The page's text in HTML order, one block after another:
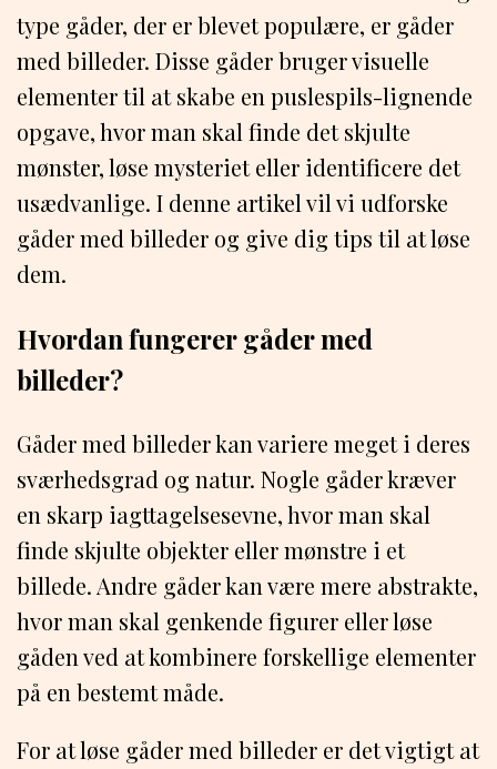
type gåder, der er blevet populære, er gåder
med billeder. Disse gåder bruger visuelle
elementer til at skabe en puslespils-lignende
opgave, hvor man skal finde det skjulte
mønster, løse mysteriet eller identificere det
usædvanlige. I denne artikel vil vi udforske
gåder med billeder og give dig tips til at løse
dem.
Hvordan fungerer gåder med
billeder?
Gåder med billeder kan variere meget i deres
sværhedsgrad og natur. Nogle gåder kræver
en skarp iagttagelsesevne, hvor man skal
finde skjulte objekter eller mønstre i et
billede. Andre gåder kan være mere abstrakte,
hvor man skal genkende figurer eller løse
gåden ved at kombinere forskellige elementer
på en bestemt måde.
For at løse gåder med billeder er det vigtigt at